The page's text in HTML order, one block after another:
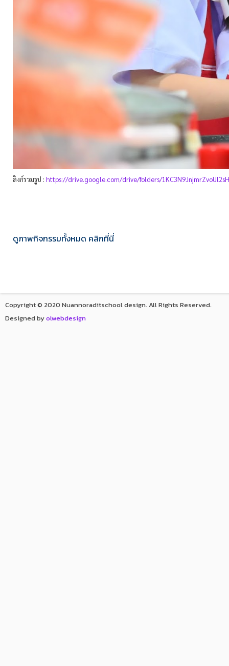
ลิงก์รวมรูป : https://drive.google.com/drive/folders/1KC3N9JnjmrZvoUl2sH-
ดูภาพกิจกรรมทั้งหมด คลิกที่นี่
Copyright © 2020 Nuannoraditschool design. All Rights Reserved.
Designed byolwebdesign